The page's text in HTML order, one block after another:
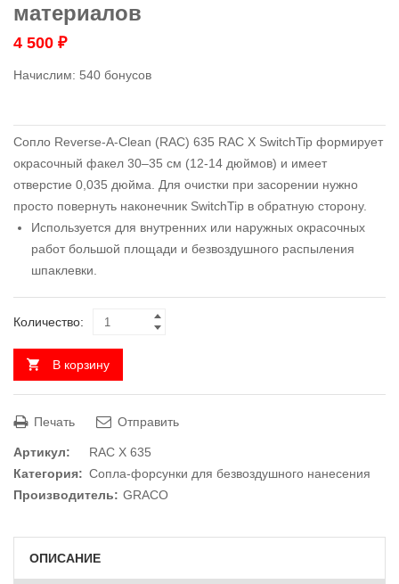
материалов
4 500 ₽
Начислим: 540 бонусов
Сопло Reverse-A-Clean (RAC) 635 RAC X SwitchTip формирует
окрасочный факел 30–35 см (12-14 дюймов) и имеет
отверстие 0,035 дюйма. Для очистки при засорении нужно
просто повернуть наконечник SwitchTip в обратную сторону.
Используется для внутренних или наружных окрасочных
работ большой площади и безвоздушного распыления
шпаклевки.
Количество:
В корзину
Печать Отправить
Артикул:
RAC X 635
Категория: Сопла-форсунки для безвоздушного нанесения
Производитель: GRACO
ОПИСАНИЕ